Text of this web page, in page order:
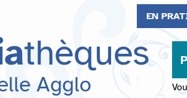
EN
thèques
Agglo